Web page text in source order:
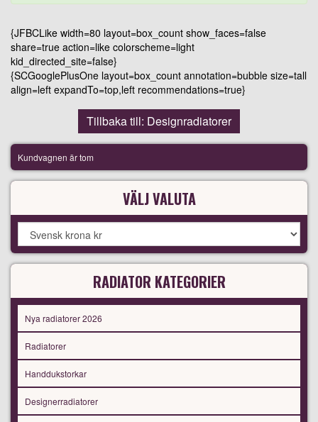
{JFBCLike width=80 layout=box_count show_faces=false
share=true action=like colorscheme=light
kid_directed_site=false}
{SCGooglePlusOne layout=box_count annotation=bubble size=tall
align=left expandTo=top,left recommendations=true}
Tillbaka till: Designradiatorer
Kundvagnen är tom
VÄLJ VALUTA
RADIATOR KATEGORIER
Nya radiatorer 2026
Radiatorer
Handdukstorkar
Designerradiatorer